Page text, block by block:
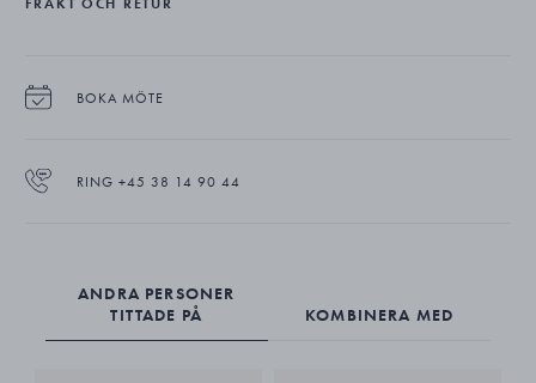
BOKA MÖTE
RING +45 38 14 90 44
ANDRA PERSONER
TITTADE PÅ
KOMBINERA MED